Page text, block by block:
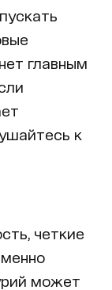
главным
к
четкие
может